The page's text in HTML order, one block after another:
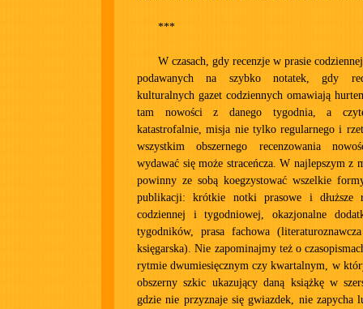
***
W czasach, gdy recenzje w prasie
podawanych na szybko notatek, gdy
kulturalnych gazet codziennych omawiają
tam nowości z danego tygodnia, a
katastrofalnie, misja nie tylko regularnego i
wszystkim obszernego recenzowania
wydawać się może straceńcza. W najlepszym z
powinny ze sobą koegzystować wszelkie
publikacji: krótkie notki prasowe i dłuższe
codziennej i tygodniowej, okazjonalne
tygodników, prasa fachowa
księgarska). Nie zapominajmy też o
rytmie dwumiesięcznym czy kwartalnym, w
obszerny szkic ukazujący daną książkę w
gdzie nie przyznaje się gwiazdek, nie zapycha